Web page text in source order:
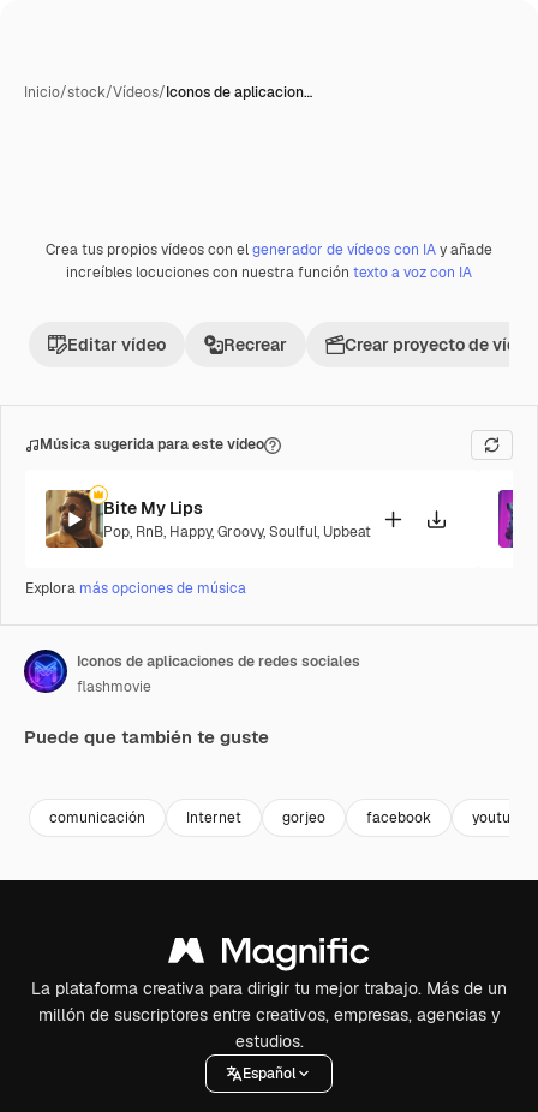
Inicio/stock/Vídeos/Iconos de aplicacion…
Premium
Crea tus propios vídeos con elgenerador de vídeos con IAy añade
increíbles locuciones con nuestra función texto a voz con IA
Editar vídeo Recrear Crear proyecto de vídeo
Música sugerida para este vídeo
Bite My Lips
Pop, RnB, Happy,Groovy,Soulful, Upbeat
Explora más opciones de música
Iconos de aplicaciones de redes sociales
flashmovie
Puede que también te guste
comunicación Internet gorjeo facebook youtube
La plataforma creativa para dirigir tu mejor trabajo. Más de un
millón de suscriptores entre creativos, empresas, agencias y
estudios.
Español